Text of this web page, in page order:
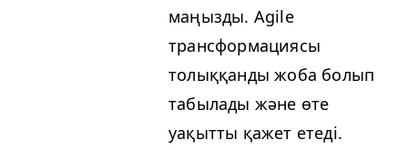
маңызды. Agile
трансформациясы
толыққанды жоба болып
табылады және өте
уақытты қажет етеді.